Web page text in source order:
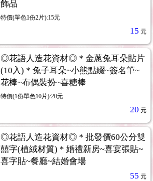
飾品
特價(單色1份2片):15元
15 元
◎花語人造花資材◎＊金蔥兔耳朵貼片
(10入)＊兔子耳朵~小熊點綴~簽名筆~
花棒~布偶裝扮~喜糖棒
特價(1份單色10片):20元
20 元
◎花語人造花資材◎＊批發價60公分雙
囍字(植絨材質)＊婚禮新房~喜宴張貼~
喜字貼~餐廳~結婚會場
55 元